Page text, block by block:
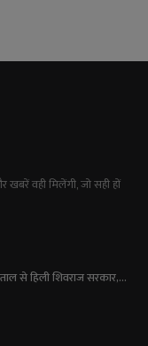
वही मिलेंगी, जो सही हों
से हिली शिवराज सरकार,...